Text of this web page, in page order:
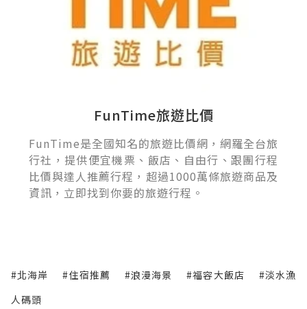
FunTime旅遊比價
FunTime是全國知名的旅遊比價網，網羅全台旅
行社，提供便宜機票、飯店、自由行、跟團行程
比價與達人推薦行程，超過1000萬條旅遊商品及
資訊，立即找到你要的旅遊行程。
#北海岸 #住宿推薦 #浪漫海景 #福容大飯店
#淡水漁
人碼頭